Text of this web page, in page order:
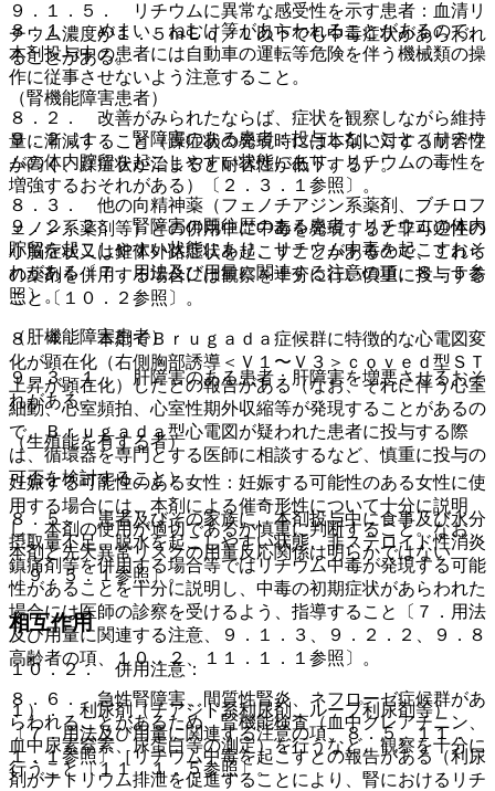
９．１．５． リチウムに異常な感受性を示す患者：血清リ
チウム濃度が１．５ｍＥｑ／Ｌ以下でも中毒症状があらわれ
ることがある。
（腎機能障害患者）
９．２．１． 腎障害のある患者：投与しないこと（リチウ
ムの体内貯留を起こしやすい状態にあり、リチウムの毒性を
増強するおそれがある）〔２．３．１参照〕。
９．２．２． 腎障害の既往歴のある患者：リチウムの体内
貯留を起こしやすい状態にあり、リチウム中毒を起こすおそ
れがある〔７．用法及び用量に関連する注意の項、８．５参
照〕。
（肝機能障害患者）
９．３．１． 肝障害のある患者：肝障害を増悪させるおそ
れがある。
（生殖能を有する者）
妊娠する可能性のある女性：妊娠する可能性のある女性に使
用する場合には、本剤による催奇形性について十分に説明
し、本剤の使用が適切であるか慎重に判断すること。なお、
本剤と先天異常リスクの用量反応関係は明らかではない
〔９．５．１参照〕。
相互作用
１０．２． 併用注意：
１）． 利尿剤（チアジド系利尿剤、ループ利尿剤等）
〔７．用法及び用量に関連する注意の項、８．５、１１．
１．１参照〕［リチウム中毒を起こすとの報告がある（利尿
剤がナトリウム排泄を促進することにより、腎におけるリチ
８．１． めまい、ねむけ等があらわれることがあるので、
本剤投与中の患者には自動車の運転等危険を伴う機械類の操
作に従事させないよう注意すること。
８．２． 改善がみられたならば、症状を観察しながら維持
量に漸減すること（躁症状の発現時には本剤に対する耐容性
が高く、躁症状が治まると耐容性が低下する）。
８．３． 他の向精神薬（フェノチアジン系薬剤、ブチロフ
ェノン系薬剤等）との併用中に中毒を発現すると非可逆性の
小脳症状又は錐体外路症状を起こすことがあるので、これら
の薬剤を併用する場合には観察を十分に行い慎重に投与する
こと〔１０．２参照〕。
８．４． 本剤でＢｒｕｇａｄａ症候群に特徴的な心電図変
化が顕在化（右側胸部誘導＜Ｖ１〜Ｖ３＞ｃｏｖｅｄ型ＳＴ
上昇が顕在化）したとの報告がある（なお、それに伴う心室
細動、心室頻拍、心室性期外収縮等が発現することがあるの
で、Ｂｒｕｇａｄａ型心電図が疑われた患者に投与する際
は、循環器を専門とする医師に相談するなど、慎重に投与の
可否を検討すること）。
８．５． 患者及びその家族に、本剤投与中に食事及び水分
摂取量不足、脱水を起こしやすい状態、非ステロイド性消炎
鎮痛剤等を併用する場合等ではリチウム中毒が発現する可能
性があることを十分に説明し、中毒の初期症状があらわれた
場合には医師の診察を受けるよう、指導すること〔７．用法
及び用量に関連する注意、９．１．３、９．２．２、９．８
高齢者の項、１０．２、１１．１．１参照〕。
８．６． 急性腎障害、間質性腎炎、ネフローゼ症候群があ
らわれることがあるため、腎機能検査（血中クレアチニン、
血中尿素窒素、尿蛋白等の測定）を行うなど、観察を十分に
行うこと〔１１．１．５参照〕。